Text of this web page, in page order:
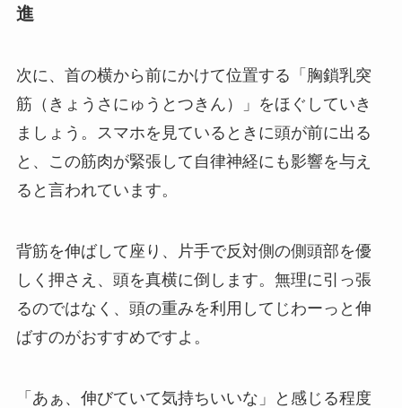
進
次に、首の横から前にかけて位置する「胸鎖乳突
筋（きょうさにゅうとつきん）」をほぐしていき
ましょう。スマホを見ているときに頭が前に出る
と、この筋肉が緊張して自律神経にも影響を与え
ると言われています。
背筋を伸ばして座り、片手で反対側の側頭部を優
しく押さえ、頭を真横に倒します。無理に引っ張
るのではなく、頭の重みを利用してじわーっと伸
ばすのがおすすめですよ。
「あぁ、伸びていて気持ちいいな」と感じる程度